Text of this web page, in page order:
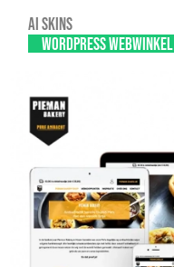
AI SKINS
WordPress webwinkel